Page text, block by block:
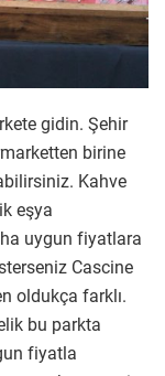
gidin. Şehir
birine
Kahve
eşya
uygun fiyatlara
Cascine
oldukça farklı.
bu parkta
fiyatla